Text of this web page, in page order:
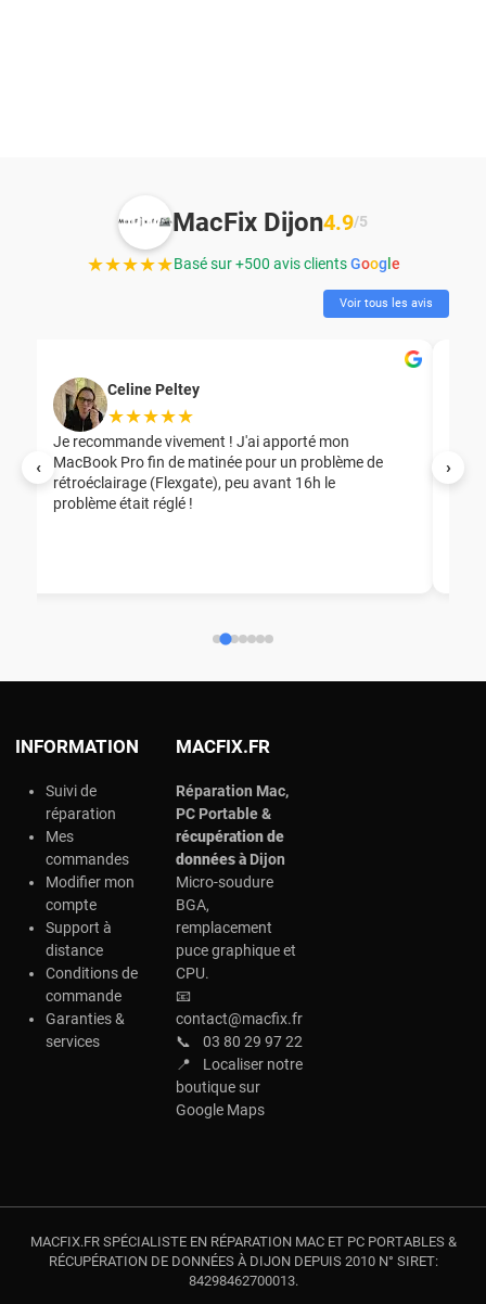
‹ ›
MacFix Dijon4.9/5
★★★★★Basé sur +500 avis clientsGoogle
Voir tous les avis
Celine Peltey
★★★★★
Je recommande vivement ! J'ai apporté mon
MacBook Pro fin de matinée pour un problème de
rétroéclairage (Flexgate), peu avant 16h le
problème était réglé !
INFORMATION
Suivi de
réparation
Mes
commandes
Modifier mon
compte
Support à
distance
Conditions de
commande
Garanties &
services
MACFIX.FR
Réparation Mac,
PC Portable &
récupération de
données àDijon
Micro-soudure
BGA,
remplacement
puce graphique et
CPU.
📧
contact@macfix.fr
📞
03 80 29 97 22
📍
Localiser notre
boutique sur
Google Maps
MACFIX.FR SPÉCIALISTE EN RÉPARATION MAC ET PC PORTABLES &
RÉCUPÉRATION DE DONNÉES À DIJON DEPUIS 2010 N° SIRET:
84298462700013.